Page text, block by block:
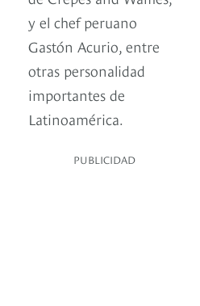
y el chef peruano
Gastón Acurio, entre
otras personalidad
importantes de
Latinoamérica.
PUBLICIDAD